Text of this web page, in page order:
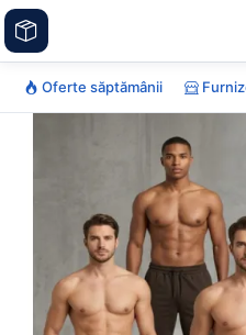
Oferte săptămânii